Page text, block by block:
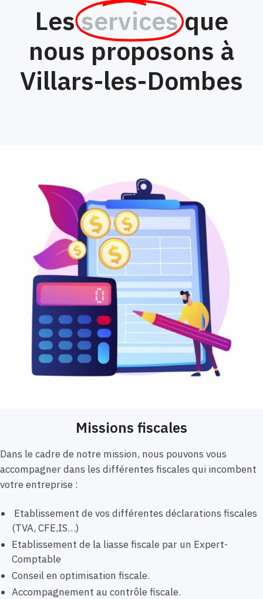
Lesservices que
nous proposons à
Villars-les-Dombes
Missions fiscales
Dans le cadre de notre mission, nous pouvons vous
accompagner dans les différentes fiscales qui incombent
votre entreprise :
Etablissement de vos différentes déclarations fiscales
(TVA, CFE,IS…)
Etablissement de la liasse fiscale par un Expert-
Comptable
Conseil en optimisation fiscale.
Accompagnement au contrôle fiscale.